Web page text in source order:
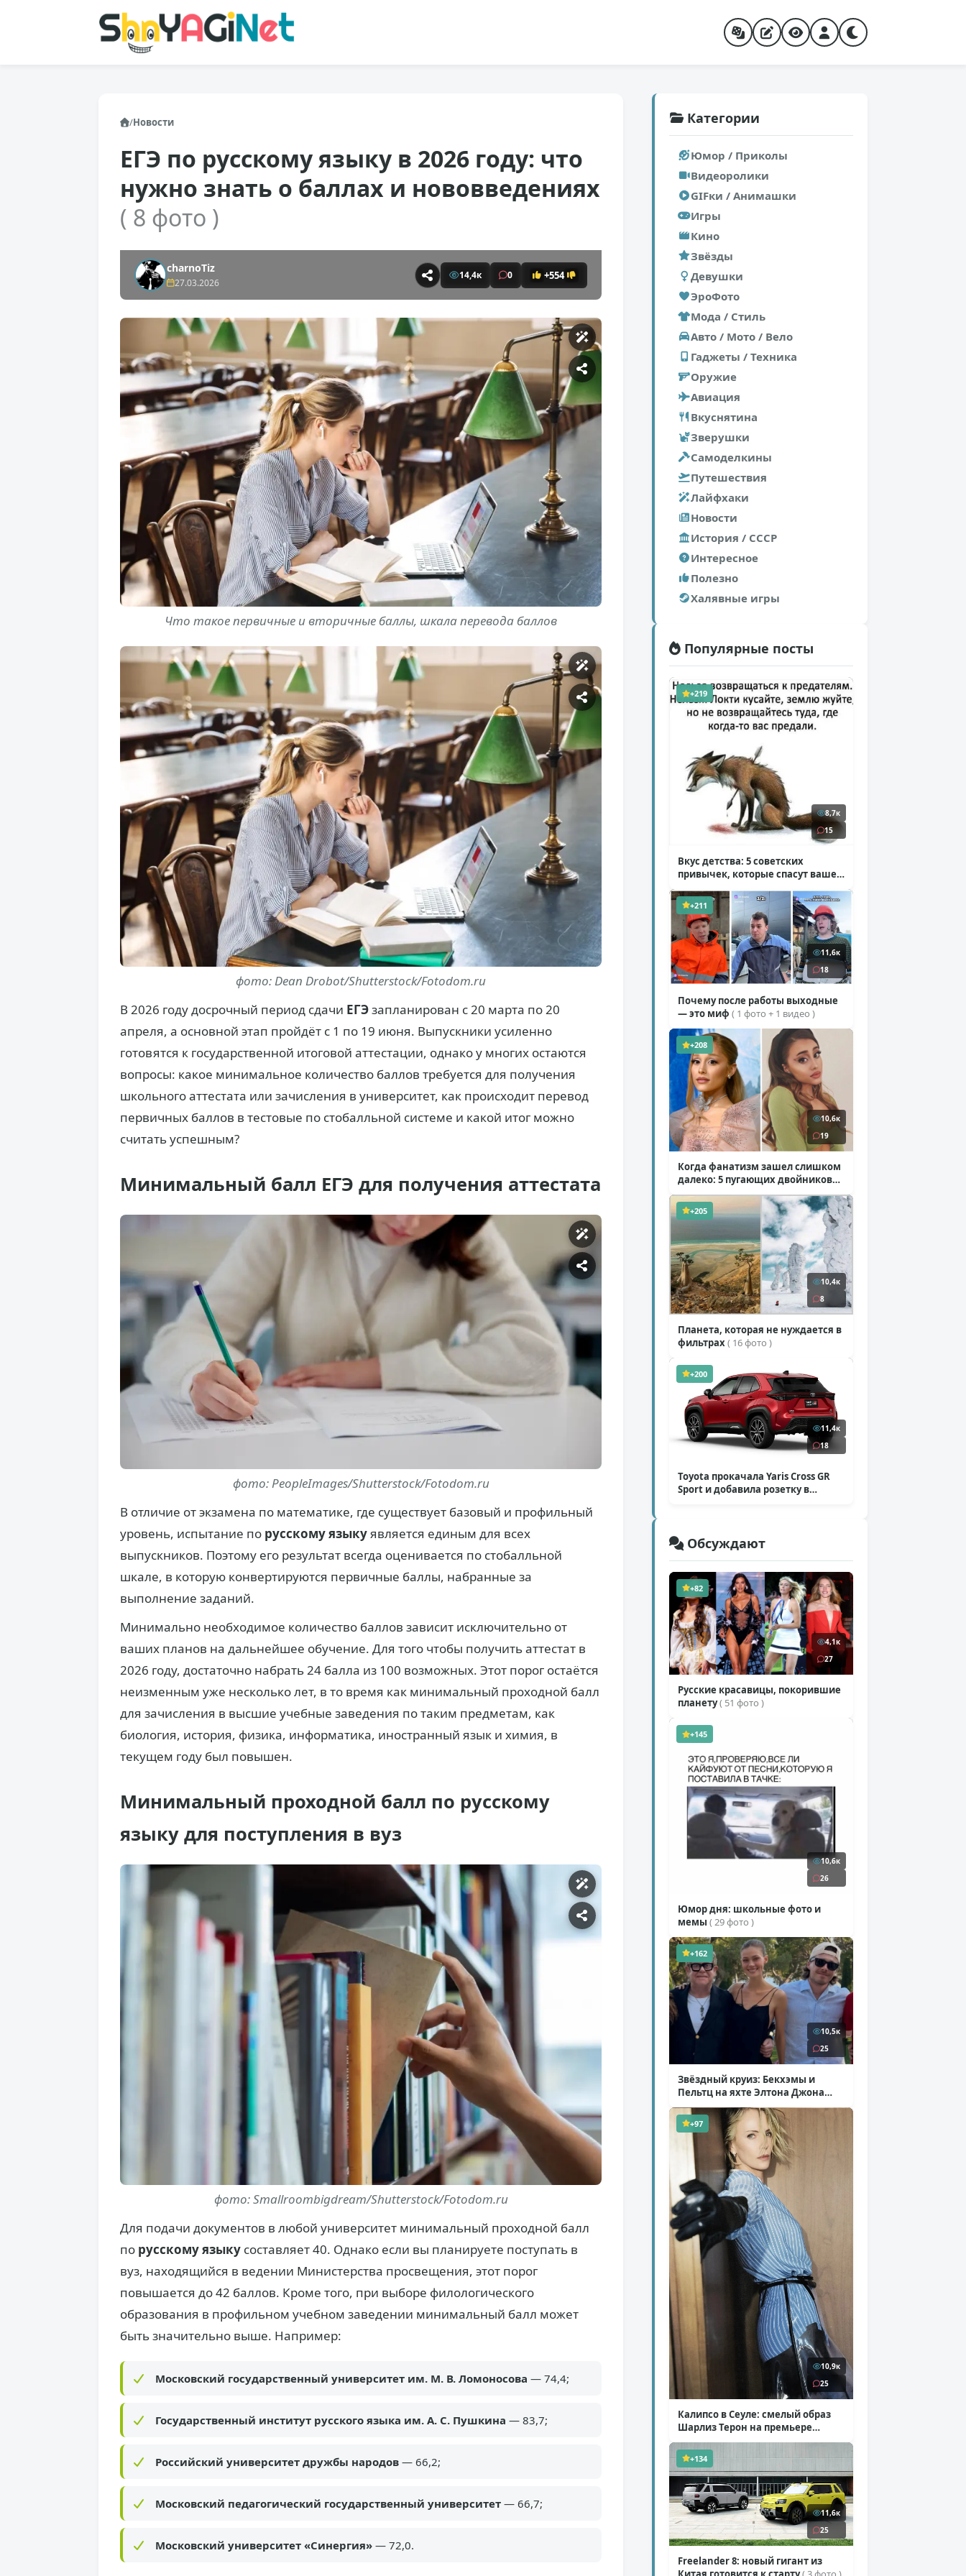
/Новости
ЕГЭ по русскому языку в 2026 году: что
нужно знать о баллах и нововведениях
( 8 фото )
charnoTiz
27.03.2026
14,4к 0 +554
Что такое первичные и вторичные баллы, шкала перевода баллов
фото: Dean Drobot/Shutterstock/Fotodom.ru
В 2026 году досрочный период сдачи ЕГЭзапланирован с 20 марта по 20
апреля, а основной этап пройдёт с 1 по 19 июня. Выпускники усиленно
готовятся к государственной итоговой аттестации, однако у многих остаются
вопросы: какое минимальное количество баллов требуется для получения
школьного аттестата или зачисления в университет, как происходит перевод
первичных баллов в тестовые по стобалльной системе и какой итог можно
считать успешным?
Минимальный балл ЕГЭ для получения аттестата
фото: PeopleImages/Shutterstock/Fotodom.ru
В отличие от экзамена по математике, где существует базовый и профильный
уровень, испытание по русскому языкуявляется единым для всех
выпускников. Поэтому его результат всегда оценивается по стобалльной
шкале, в которую конвертируются первичные баллы, набранные за
выполнение заданий.
Минимально необходимое количество баллов зависит исключительно от
ваших планов на дальнейшее обучение. Для того чтобы получить аттестат в
2026 году, достаточно набрать 24 балла из 100 возможных. Этот порог остаётся
неизменным уже несколько лет, в то время как минимальный проходной балл
для зачисления в высшие учебные заведения по таким предметам, как
биология, история, физика, информатика, иностранный язык и химия, в
текущем году был повышен.
Минимальный проходной балл по русскому
языку для поступления в вуз
фото: Smallroombigdream/Shutterstock/Fotodom.ru
Для подачи документов в любой университет минимальный проходной балл
по русскому языку составляет 40. Однако если вы планируете поступать в
вуз, находящийся в ведении Министерства просвещения, этот порог
повышается до 42 баллов. Кроме того, при выборе филологического
образования в профильном учебном заведении минимальный балл может
быть значительно выше. Например:
Московский государственный университет им. М. В. Ломоносова — 74,4;
Государственный институт русского языка им. А. С. Пушкина — 83,7;
Российский университет дружбы народов — 66,2;
Московский педагогический государственный университет — 66,7;
Московский университет «Синергия» — 72,0.
Категории
Юмор / Приколы
Видеоролики
GIFки / Анимашки
Игры
Кино
Звёзды
Девушки
ЭроФото
Мода / Стиль
Авто / Мото / Вело
Гаджеты / Техника
Оружие
Авиация
Вкуснятина
Зверушки
Самоделкины
Путешествия
Лайфхаки
Новости
История / СССР
Интересное
Полезно
Халявные игры
Популярные посты
+219
8,7к
15
Вкус детства: 5 советских
привычек, которые спасут ваше
+211
11,6к
18
Почему после работы выходные
— это миф ( 1 фото + 1 видео )
+208
10,6к
19
Когда фанатизм зашел слишком
далеко: 5 пугающих двойников
звезд( 10 фото )
+205
10,4к
8
Планета, которая не нуждается в
фильтрах( 16 фото )
+200
11,4к
18
Toyota прокачала Yaris Cross GR
Sport и добавила розетку в
Обсуждают
+82
4,1к
27
Русские красавицы, покорившие
планету( 51 фото )
+145
10,6к
26
Юмор дня: школьные фото и
мемы ( 29 фото )
+162
10,5к
25
Звёздный круиз: Бекхэмы и
Пельтц на яхте Элтона Джона
( 12 фото )
+97
10,9к
25
Калипсо в Сеуле: смелый образ
Шарлиз Терон на премьере
«Одиссеи»( 6 фото )
+134
11,6к
25
Freelander 8: новый гигант из